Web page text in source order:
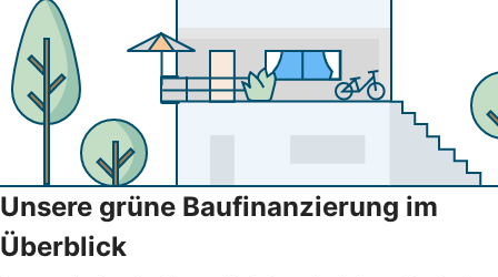
Unsere grüne Baufinanzierung im
Überblick